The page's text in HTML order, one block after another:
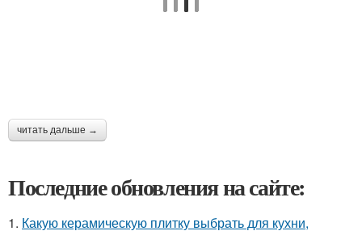
читать дальше →
Последние обновления на сайте:
1. Какую керамическую плитку выбрать для кухни,